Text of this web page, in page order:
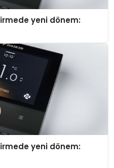
yeni dönem:
yeni dönem: